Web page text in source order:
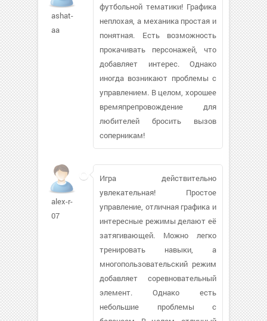
ashat-
aa
футбольной тематики! Графика
неплохая, а механика простая и
понятная. Есть возможность
прокачивать персонажей, что
добавляет интерес. Однако
иногда возникают проблемы с
управлением. В целом, хорошее
времяпрепровождение для
любителей бросить вызов
соперникам!
alex-r-
07
Игра действительно
увлекательная! Простое
управление, отличная графика и
интересные режимы делают её
затягивающей. Можно легко
тренировать навыки, а
многопользовательский режим
добавляет соревновательный
элемент. Однако есть
небольшие проблемы с